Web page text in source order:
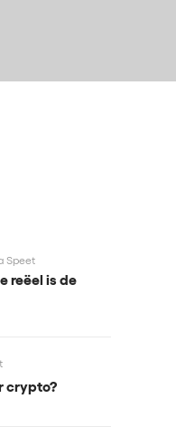
Speet
reëel is de
crypto?